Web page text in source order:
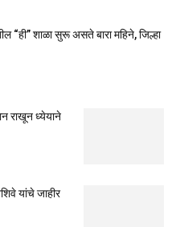
“ही” शाळा सुरू असते बारा महिने, जिल्हा
राखून ध्येयाने
यांचे जाहीर